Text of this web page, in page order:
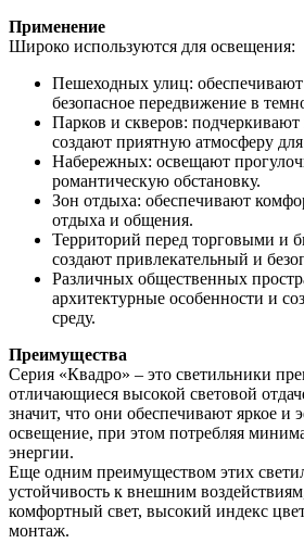
Применение
Широко используются для освещения:
Пешеходных улиц:
безопасное передвижение в
Парков и скверов:
создают приятную атмосферу
Набережных: освещают
романтическую обстановку.
Зон отдыха: обеспечивают
отдыха и общения.
Территорий перед торговыми и
создают привлекательный и
Различных общественных
архитектурные особенности и
среду.
Преимущества
Серия «Квадро» – это светильники
отличающиеся высокой световой
значит, что они обеспечивают яркое и
освещение, при этом потребляя
энергии.
Еще одним преимуществом этих
устойчивость к внешним
комфортный свет, высокий индекс
монтаж.